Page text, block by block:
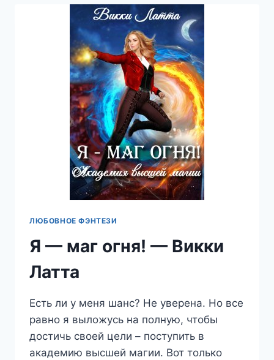
—
ВИККИ
ЛАТТА
ЛЮБОВНОЕ ФЭНТЕЗИ
Я — маг огня! — Викки
Латта
Есть ли у меня шанс? Не уверена. Но все
равно я выложусь на полную, чтобы
достичь своей цели – поступить в
академию высшей магии. Вот только